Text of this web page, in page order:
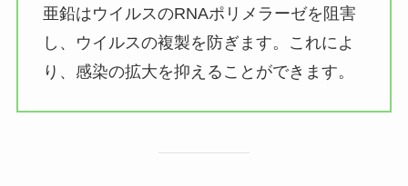
亜鉛はウイルスのRNAポリメラーゼを阻害
し、ウイルスの複製を防ぎます。これによ
り、感染の拡大を抑えることができます。